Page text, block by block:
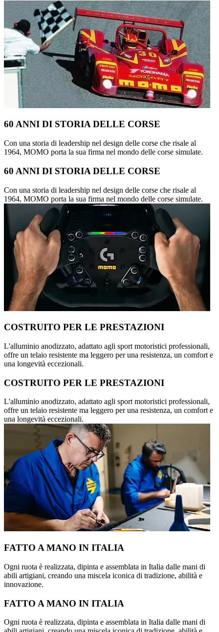
60 ANNI DI STORIA DELLE CORSE
Con una storia di leadership nel design delle corse che risale al
1964, MOMO porta la sua firma nel mondo delle corse simulate.
60 ANNI DI STORIA DELLE CORSE
Con una storia di leadership nel design delle corse che risale al
1964, MOMO porta la sua firma nel mondo delle corse simulate.
COSTRUITO PER LE PRESTAZIONI
L'alluminio anodizzato, adattato agli sport motoristici professionali,
offre un telaio resistente ma leggero per una resistenza, un comfort e
una longevità eccezionali.
COSTRUITO PER LE PRESTAZIONI
L'alluminio anodizzato, adattato agli sport motoristici professionali,
offre un telaio resistente ma leggero per una resistenza, un comfort e
una longevità eccezionali.
FATTO A MANO IN ITALIA
Ogni ruota è realizzata, dipinta e assemblata in Italia dalle mani di
abili artigiani, creando una miscela iconica di tradizione, abilità e
innovazione.
FATTO A MANO IN ITALIA
Ogni ruota è realizzata, dipinta e assemblata in Italia dalle mani di